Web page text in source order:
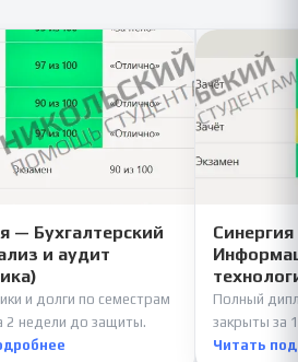
— Бухгалтерский
и аудит
и долги по семестрам
2 недели до защиты.
Полный
закрыты за
Читать